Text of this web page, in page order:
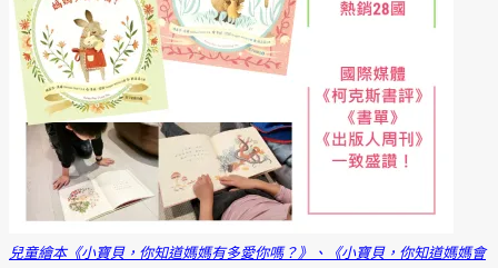
兒童繪本《小寶貝，你知道媽媽有多愛你嗎？》、《小寶貝，你知道媽媽會